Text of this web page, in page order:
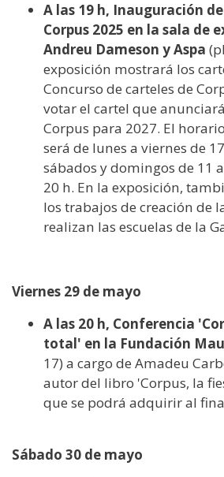
A las 19 h, Inauguración
Corpus 2025 en la sala de
Andreu Dameson y Aspa
exposición mostrará los
Concurso de carteles de
votar el cartel que
Corpus para 2027. El
será de lunes a viernes de
sábados y domingos de 11
20 h. En la exposición,
los trabajos de creación de
realizan las escuelas de la
Viernes 29 de mayo
A las 20 h, Conferencia
total' en la Fundación
17) a cargo de Amadeu
autor del libro 'Corpus, la
que se podrá adquirir al
Sábado 30 de mayo